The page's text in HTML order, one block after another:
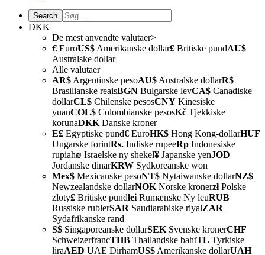
DKK
De mest anvendte valutaer>
€ EuroUS$ Amerikanske dollar£ Britiske pundAU$
Australske dollar
Alle valutaer
AR$ Argentinske pesoAU$ Australske dollarR$
Brasilianske reaisBGN Bulgarske levCA$ Canadiske
dollarCL$ Chilenske pesosCNY Kinesiske
yuanCOL$ Colombianske pesosKč Tjekkiske
korunaDKK Danske kroner
E£ Egyptiske pund€ EuroHK$ Hong Kong-dollarHUF
Ungarske forintRs. Indiske rupeeRp Indonesiske
rupiah₪ Israelske ny shekel¥ Japanske yenJOD
Jordanske dinarKRW Sydkoreanske won
Mex$ Mexicanske pesoNT$ Nytaiwanske dollarNZ$
Newzealandske dollarNOK Norske kronerzłPolske
zloty£ Britiske pundlei Rumænske Ny leuRUB
Russiske rublerSAR Saudiarabiske riyalZAR
Sydafrikanske rand
S$ Singaporeanske dollarSEK Svenske kronerCHF
SchweizerfrancTHB Thailandske bahtTL Tyrkiske
liraAED UAE DirhamUS$ Amerikanske dollarUAH